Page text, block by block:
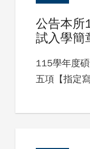
公告本所
試入學簡
115學年度
五項【指定